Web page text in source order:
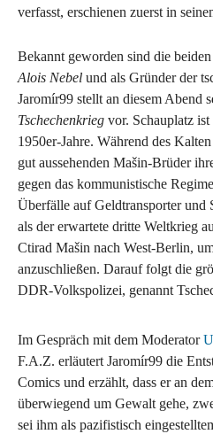
verfasst, erschienen zuerst in
Bekannt geworden sind die
Alois Nebel und als Gründer der
Jaromír99 stellt an diesem Abend
Tschechenkrieg vor. Schauplatz
1950er-Jahre. Während des
gut aussehenden Mašin-Brüder
gegen das kommunistische
Überfälle auf Geldtransporter und
als der erwartete dritte Weltkrieg
Ctirad Mašin nach West-Berlin,
anzuschließen. Darauf folgt die
DDR-Volkspolizei, genannt
Im Gespräch mit dem Moderator
F.A.Z. erläutert Jaromír99 die
Comics und erzählt, dass er an
überwiegend um Gewalt gehe,
sei ihm als pazifistisch